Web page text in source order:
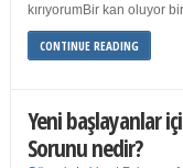
kırıyorumBir kan oluyor
CONTINUE READING
Yeni başlayanlar
Sorunu nedir?